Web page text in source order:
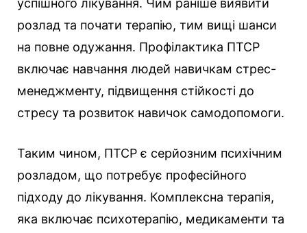
успішного лікування. Чим раніше виявити
розлад та почати терапію, тим вищі шанси
на повне одужання. Профілактика ПТСР
включає навчання людей навичкам стрес-
менеджменту, підвищення стійкості до
стресу та розвиток навичок самодопомоги.
Таким чином, ПТСР є серйозним психічним
розладом, що потребує професійного
підходу до лікування. Комплексна терапія,
яка включає психотерапію, медикаменти та